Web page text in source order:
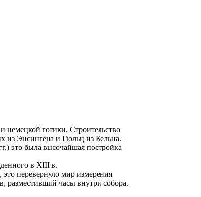
немецкой готики. Строительство
из Энсингена и Гюльц из Кельна.
это была высочайшая постройка
в XIII в.
перевернуло мир измерения
разместивший часы внутри собора.